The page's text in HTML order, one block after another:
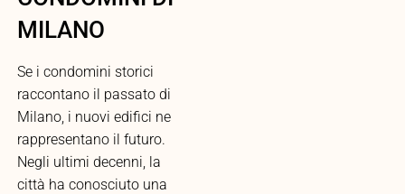
MILANO
Se i condomini storici
raccontano il passato di
Milano, i nuovi edifici ne
rappresentano il futuro.
Negli ultimi decenni, la
città ha conosciuto una